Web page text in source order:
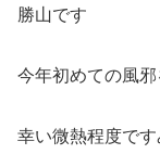
勝山です
今年初めての風邪
幸い微熱程度で